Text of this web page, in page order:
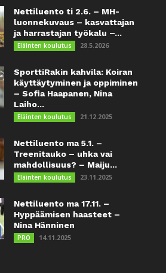
Nettiluento ti 2.6. – MH-
luonnekuvaus – kasvattajan
ja harrastajan työkalu –...
Eläinten koulutus 28.5.2026
SporttiRakin kahvila: Koiran
käyttäytyminen ja oppiminen
– Sofia Haapanen, Nina
Laiho...
Eläinten koulutus 21.12.2025
Nettiluento ma 5.1. –
Treenitauko – uhka vai
mahdollisuus? – Maiju...
Eläinten koulutus 23.11.2025
Nettiluento ma 17.11. –
Hyppäämisen haasteet –
Nina Hänninen
PRO 14.11.2025